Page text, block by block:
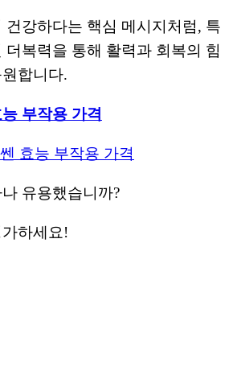
건강하다는 핵심 메시지처럼, 특
더복력을 통해 활력과 회복의 힘
합니다.
부작용 가격
효능 부작용 가격
유용했습니까?
하세요!